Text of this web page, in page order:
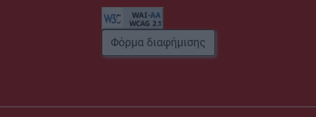
Φόρμα διαφήμισης